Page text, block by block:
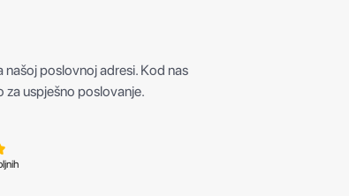
našoj poslovnoj adresi. Kod nas
za uspješno poslovanje.